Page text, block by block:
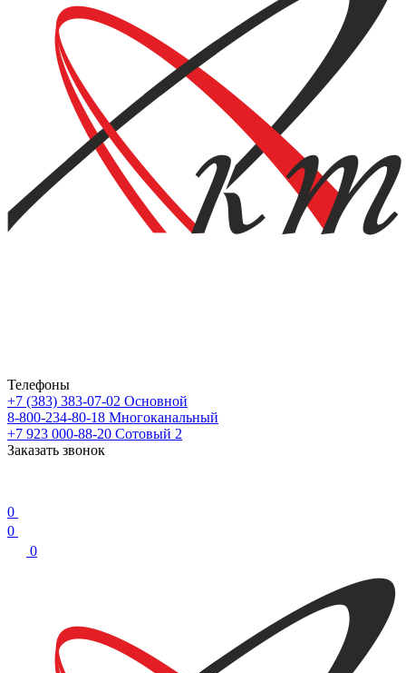
Телефоны
+7 (383) 383-07-02 Основной
8-800-234-80-18 Многоканальный
+7 923 000-88-20 Сотовый 2
Заказать звонок
0
0
0